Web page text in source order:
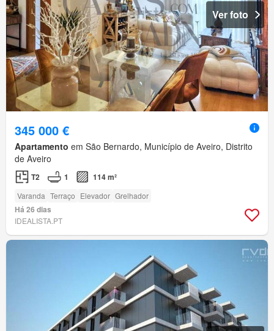
Ver foto
345 000 €
Apartamento em São Bernardo, Município de Aveiro, Distrito
de Aveiro
T2 1 114 m²
Varanda Terraço Elevador Grelhador
Há 26 dias
IDEALISTA.PT